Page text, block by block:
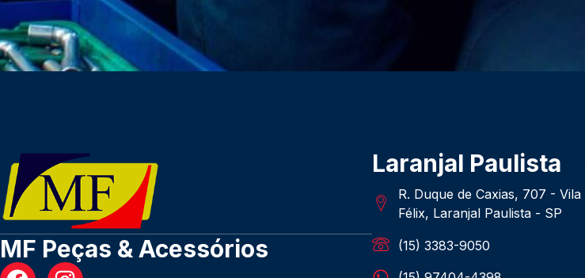
MF Peças & Acessórios
Laranjal Paulista
R. Duque de Caxias, 707 - Vila
Félix, Laranjal Paulista - SP
(15) 3383-9050